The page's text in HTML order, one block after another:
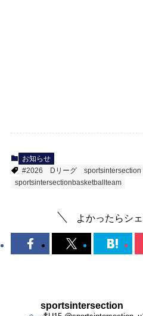
お知らせ
#2026
Dリーグ
sportsintersection
sportsintersectionbasketballteam
よかったらシ
sportsintersection